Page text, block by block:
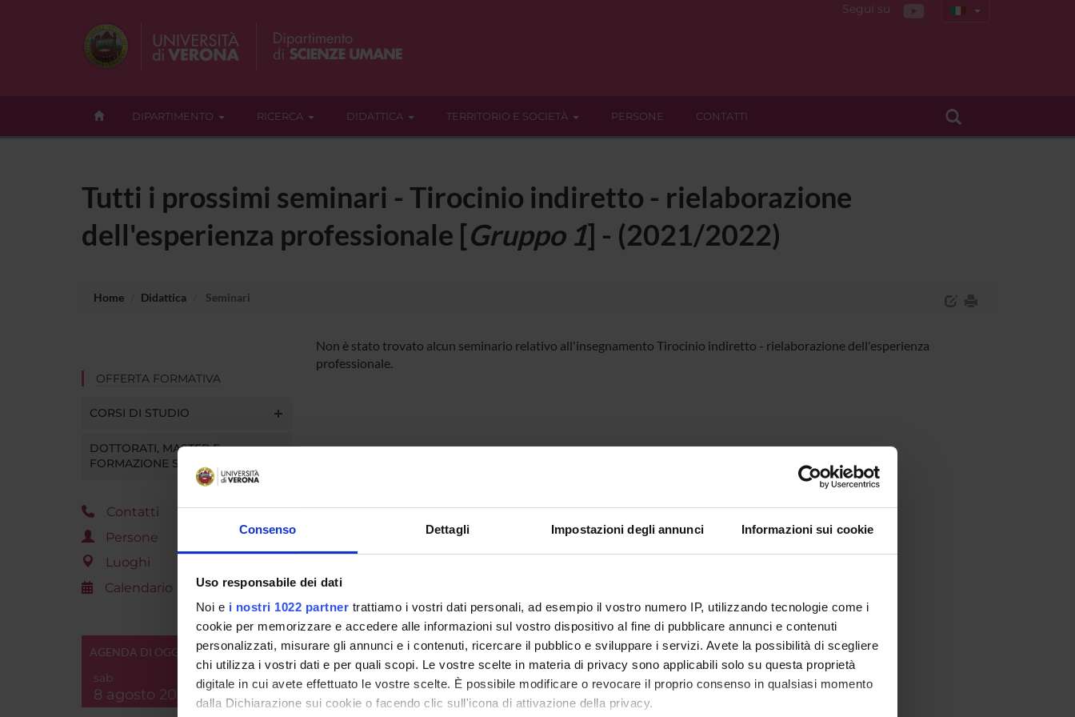
Consenso Dettagli Impostazioni degli annunci Informazioni sui cookie
Uso responsabile dei dati
Noi e i nostri 1022 partner trattiamo i vostri dati personali, ad esempio il vostro numero IP, utilizzando tecnologie come i
cookie per memorizzare e accedere alle informazioni sul vostro dispositivo al fine di pubblicare annunci e contenuti
personalizzati, misurare gli annunci e i contenuti, ricercare il pubblico e sviluppare i servizi. Avete la possibilità di scegliere
chi utilizza i vostri dati e per quali scopi. Le vostre scelte in materia di privacy sono applicabili solo su questa proprietà
digitale in cui avete effettuato le vostre scelte. È possibile modificare o revocare il proprio consenso in qualsiasi momento
dalla Dichiarazione sui cookie o facendo clic sull'icona di attivazione della privacy.
Segui su
DIPARTIMENTO RICERCA DIDATTICA TERRITORIO E SOCIETÀ PERSONE CONTATTI
Tutti i prossimi seminari - Tirocinio indiretto - rielaborazione
dell'esperienza professionale [Gruppo 1] - (2021/2022)
Home Didattica Seminari
OFFERTA FORMATIVA
CORSI DI STUDIO
DOTTORATI, MASTER E
FORMAZIONE SUPERIORE
Contatti
Persone
Luoghi
Calendario
AGENDA DI OGGI
sab
8 agosto 2026
Non è stato trovato alcun seminario relativo all'insegnamento Tirocinio indiretto - rielaborazione dell'esperienza
professionale.